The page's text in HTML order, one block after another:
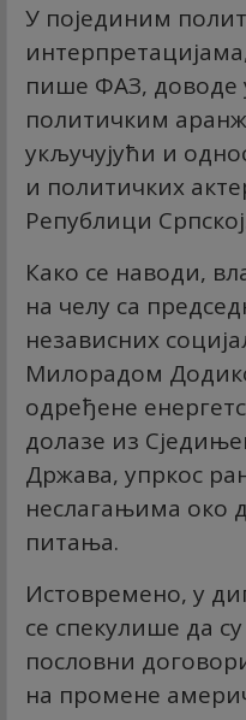
У појединим
пише ФАЗ, доводе
политичким
укључујући и
и политичких
Републици
Како се наводи,
на челу са
независних
Милорадом
одређене
долазе из
Држава, упркос
неслагањима око
питања.
Истовремено, у
се спекулише да
пословни
на промене